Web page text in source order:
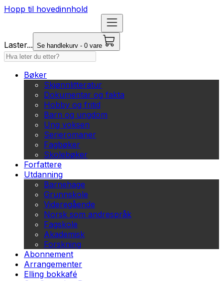
Hopp til hovedinnhold
Laster... Se handlekurv - 0 vare
Bøker
Skjønnlitteratur
Dokumentar og fakta
Hobby og fritid
Barn og ungdom
Ung voksen
Serieromaner
Fagbøker
Skolebøker
Forfattere
Utdanning
Barnehage
Grunnskole
Videregående
Norsk som andrespråk
Fagskole
Akademisk
Forskning
Abonnement
Arrangementer
Elling bokkafé